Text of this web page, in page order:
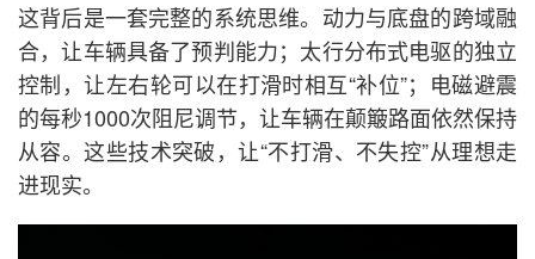
这背后是一套完整的系统思维。动力与底盘的跨域融
合，让车辆具备了预判能力；太行分布式电驱的独立
控制，让左右轮可以在打滑时相互“补位”；电磁避震
的每秒1000次阻尼调节，让车辆在颠簸路面依然保持
从容。这些技术突破，让“不打滑、不失控”从理想走
进现实。